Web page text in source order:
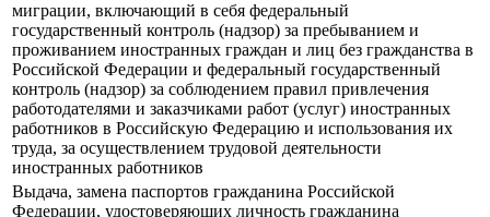
миграции, включающий в себя федеральный
государственный контроль (надзор) за пребыванием и
проживанием иностранных граждан и лиц без гражданства в
Российской Федерации и федеральный государственный
контроль (надзор) за соблюдением правил привлечения
работодателями и заказчиками работ (услуг) иностранных
работников в Российскую Федерацию и использования их
труда, за осуществлением трудовой деятельности
иностранных работников
Выдача, замена паспортов гражданина Российской
Федерации, удостоверяющих личность гражданина